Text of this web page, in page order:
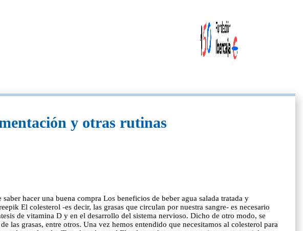
y otras rutinas
hacer una buena compra Los beneficios de beber agua salada tratada y
El colesterol -es decir, las grasas que circulan por nuestra sangre- es necesario
de vitamina D y en el desarrollo del sistema nervioso. Dicho de otro modo, se
las grasas, entre otros. Una vez hemos entendido que necesitamos al colesterol para